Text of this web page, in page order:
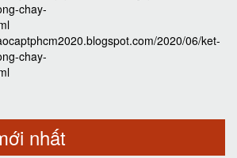
chay-
2020/06/ket-
chay-
nhất